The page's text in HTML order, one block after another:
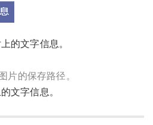
的文字信息。
片的保存路径。
文字信息。